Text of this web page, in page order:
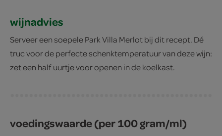
wijnadvies
Serveer een soepele Park Villa Merlot bij dit recept. Dé
truc voor de perfecte schenktemperatuur van deze wijn:
zet een half uurtje voor openen in de koelkast.
voedingswaarde (per 100 gram/ml)